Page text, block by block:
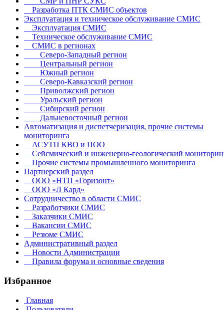
Разработка ПТК СМИС объектов
Эксплуатация и техническое обслуживание СМИС
Эксплуатация СМИС
Техническое обслуживание СМИС
СМИС в регионах
Северо-Западный регион
Центральный регион
Южный регион
Северо-Кавказский регион
Приволжский регион
Уральский регион
Сибирский регион
Дальневосточный регион
Автоматизация и диспетчеризация, прочие системы
мониторинга
АСУТП КВО и ПОО
Сейсмический и инженерно-геологический
Прочие системы промышленного мониторинга
Партнерский раздел
ООО «НТП «Горизонт»
ООО «Л Кард»
Сотрудничество в области СМИС
Разработчики СМИС
Заказчики СМИС
Вакансии СМИС
Резюме СМИС
Административный раздел
Новости Администрации
Правила форума и основные сведения
Избранное
Главная